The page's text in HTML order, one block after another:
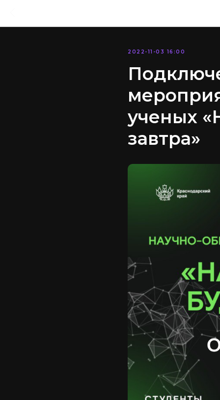
2022-11-03 16:00
ученых
завтра»